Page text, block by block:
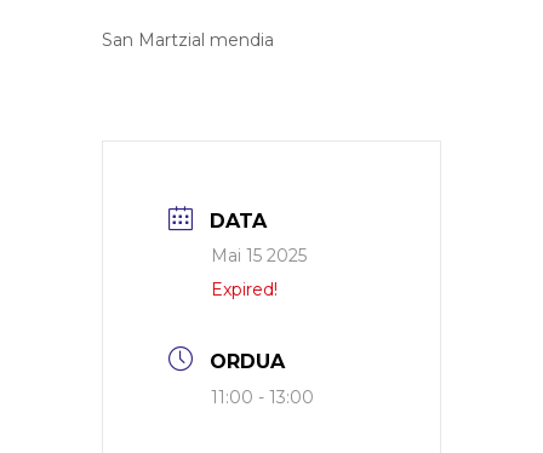
San Martzial mendia
DATA
Mai 15 2025
Expired!
ORDUA
11:00 - 13:00